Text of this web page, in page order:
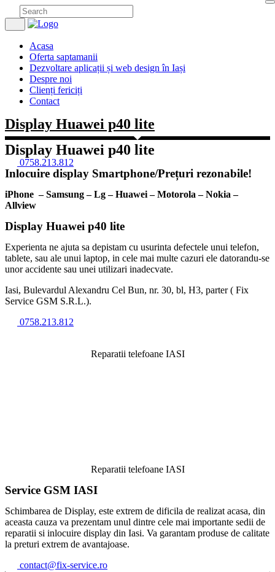
Acasa
Oferta saptamanii
Dezvoltare aplicații și web design în Iași
Despre noi
Clienți fericiți
Contact
Display Huawei p40 lite
Display Huawei p40 lite
0758.213.812
Inlocuire display Smartphone/Prețuri rezonabile!
iPhone –Samsung –Lg –Huawei –Motorola –Nokia –
Allview
Display Huawei p40 lite
Experienta ne ajuta sa depistam cu usurinta defectele unui telefon,
tablete, sau ale unui laptop, in cele mai multe cazuri ele datorandu-se
unor accidente sau unei utilizari inadecvate.
Iasi, Bulevardul Alexandru Cel Bun, nr. 30, bl, H3, parter ( Fix
Service GSM S.R.L.).
0758.213.812
Reparatii telefoane IASI
Reparatii telefoane IASI
Service GSM IASI
Schimbarea de Display, este extrem de dificila de realizat acasa, din
aceasta cauza va prezentam unul dintre cele mai importante sedii de
reparatii si inlocuire display din Iasi. Va garantam produse de calitate
la preturi extrem de avantajoase.
contact@fix-service.ro